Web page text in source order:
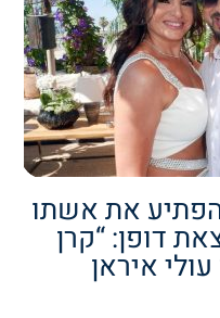
הפתיע את אשתו
דופן: “קרן
איראן